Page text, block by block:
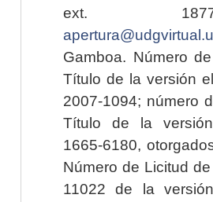
ext.
Gamboa. Número
Título de la versión
2007-1094; número
Título de la versión
1665-6180,
Número de Licitud
11022 de la